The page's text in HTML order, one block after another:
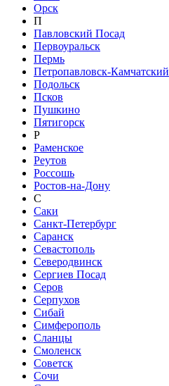
Орск
П
Павловский Посад
Первоуральск
Пермь
Петропавловск-Камчатский
Подольск
Псков
Пушкино
Пятигорск
Р
Раменское
Реутов
Россошь
Ростов-на-Дону
С
Саки
Санкт-Петербург
Саранск
Севастополь
Северодвинск
Сергиев Посад
Серов
Серпухов
Сибай
Симферополь
Сланцы
Смоленск
Советск
Сочи